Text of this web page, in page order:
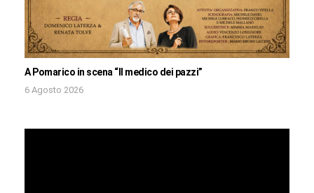
A Pomarico in scena “Il medico dei pazzi”
6 Agosto 2026